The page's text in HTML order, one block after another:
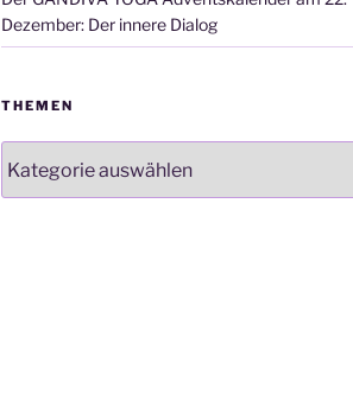
Dezember: Der innere Dialog
THEMEN